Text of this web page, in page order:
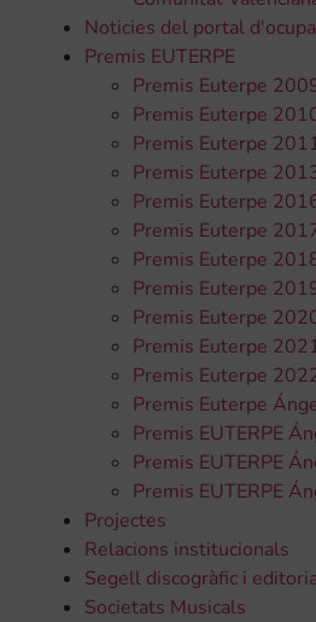
Noticies del portal
Premis EUTERPE
Premis Euterpe
Premis Euterpe
Premis Euterpe
Premis Euterpe
Premis Euterpe
Premis Euterpe
Premis Euterpe
Premis Euterpe
Premis Euterpe
Premis Euterpe
Premis Euterpe
Premis Euterpe
Premis EUTERPE
Premis EUTERPE
Premis EUTERPE
Projectes
Relacions institucionals
Segell discogràfic i
Societats Musicals